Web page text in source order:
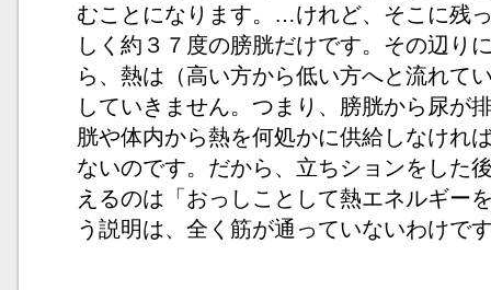
むことになります。…けれど、そこに残
しく約３７度の膀胱だけです。その辺り
ら、熱は（高い方から低い方へと流れて
していきません。つまり、膀胱から尿が
胱や体内から熱を何処かに供給しなけれ
ないのです。だから、立ちションをした
えるのは「おっしことして熱エネルギー
う説明は、全く筋が通っていないわけで